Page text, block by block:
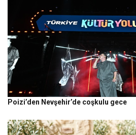
Poizi’den Nevşehir’de coşkulu gece